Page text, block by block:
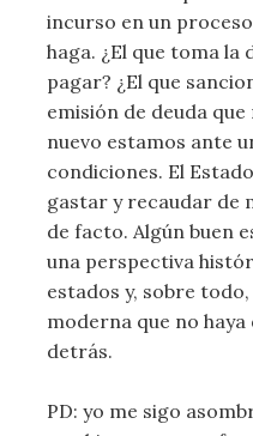
incurso en un
haga. ¿El que toma la
pagar? ¿El que
emisión de deuda
nuevo estamos ante
condiciones. El
gastar y recaudar de
de facto. Algún buen
una perspectiva
estados y, sobre
moderna que no
detrás.
PD: yo me sigo